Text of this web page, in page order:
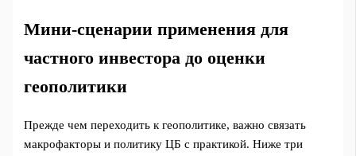
Мини-сценарии применения для
частного инвестора до оценки
геополитики
Прежде чем переходить к геополитике, важно связать
макрофакторы и политику ЦБ с практикой. Ниже три